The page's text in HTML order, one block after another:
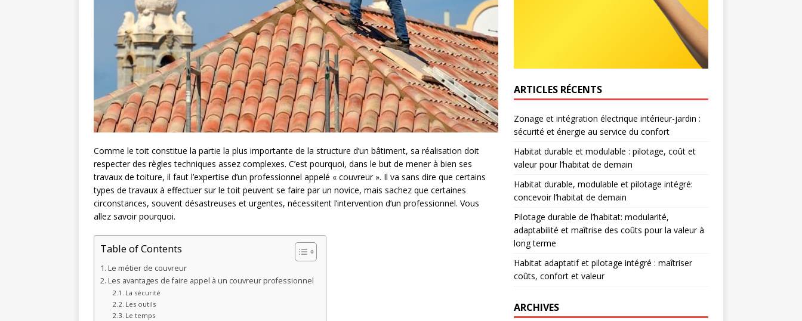
Comme le toit constitue la partie la plus importante de la structure d’un bâtiment, sa réalisation doit
respecter des règles techniques assez complexes. C’est pourquoi, dans le but de mener à bien ses
travaux de toiture, il faut l’expertise d’un professionnel appelé « couvreur ». Il va sans dire que certains
types de travaux à effectuer sur le toit peuvent se faire par un novice, mais sachez que certaines
circonstances, souvent désastreuses et urgentes, nécessitent l’intervention d’un professionnel. Vous
allez savoir pourquoi.
Table of Contents
Le métier de couvreur
Les avantages de faire appel à un couvreur professionnel
La sécurité
Les outils
Le temps
ARTICLES RÉCENTS
Zonage et intégration électrique intérieur-jardin :
sécurité et énergie au service du confort
Habitat durable et modulable : pilotage, coût et
valeur pour l’habitat de demain
Habitat durable, modulable et pilotage intégré:
concevoir l’habitat de demain
Pilotage durable de l’habitat: modularité,
adaptabilité et maîtrise des coûts pour la valeur à
long terme
Habitat adaptatif et pilotage intégré : maîtriser
coûts, confort et valeur
ARCHIVES